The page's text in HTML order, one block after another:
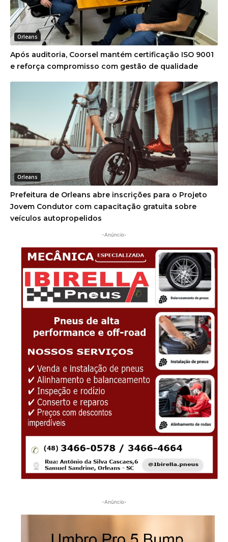
Orleans
Após auditoria, Coorsel mantém certificação ISO 9001
e reforça compromisso com gestão de qualidade
Orleans
Prefeitura de Orleans abre inscrições para o Projeto
Jovem Condutor com capacitação gratuita sobre
veículos autopropelidos
-Anúncio-